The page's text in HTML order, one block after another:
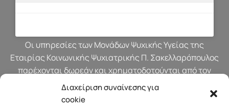
Διαχείριση συναίνεσης για
cookie
Οι υπηρεσίες των Μονάδων Ψυχικής Υγείας της
Εταιρίας Κοινωνικής Ψυχιατρικής Π. Σακελλαρόπουλος
παρέχονται δωρεάν και χρηματοδοτούνται από τον
προϋπολογισμό του Υπουργείου Υγείας.